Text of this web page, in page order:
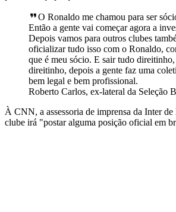
O Ronaldo me chamou para ser
Então a gente vai começar agora a
Depois vamos para outros clubes
oficializar tudo isso com o Ronaldo,
que é meu sócio. E sair tudo
direitinho, depois a gente faz uma
bem legal e bem profissional.
Roberto Carlos, ex-lateral da Seleção
À CNN, a assessoria de imprensa da Inter
clube irá "postar alguma posição oficial em